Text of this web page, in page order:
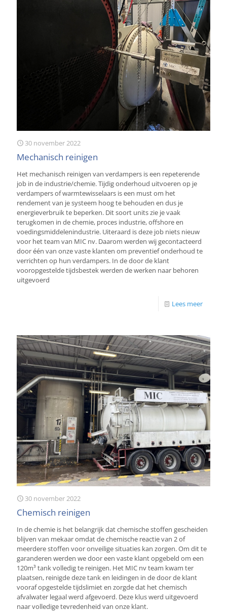
30 november 2022
Mechanisch reinigen
Het mechanisch reinigen van verdampers is een repeterende
job in de industrie/chemie. Tijdig onderhoud uitvoeren op je
verdampers of warmtewisselaars is een must om het
rendement van je systeem hoog te behouden en dus je
energieverbruik te beperken. Dit soort units zie je vaak
terugkomen in de chemie, proces industrie, offshore en
voedingsmiddelenindustrie. Uiteraard is deze job niets nieuw
voor het team van MIC nv. Daarom werden wij gecontacteerd
door één van onze vaste klanten om preventief onderhoud te
verrichten op hun verdampers. In de door de klant
vooropgestelde tijdsbestek werden de werken naar behoren
uitgevoerd
Lees meer
30 november 2022
Chemisch reinigen
In de chemie is het belangrijk dat chemische stoffen gescheiden
blijven van mekaar omdat de chemische reactie van 2 of
meerdere stoffen voor onveilige situaties kan zorgen. Om dit te
garanderen werden we door een vaste klant opgebeld om een
120m³ tank volledig te reinigen. Het MIC nv team kwam ter
plaatsen, reinigde deze tank en leidingen in de door de klant
vooraf opgestelde tijdslimiet en zorgde dat het chemisch
afvalwater legaal werd afgevoerd. Deze klus werd uitgevoerd
naar volledige tevredenheid van onze klant.